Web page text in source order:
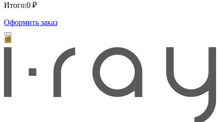
Итого:0 ₽
Оформить заказ